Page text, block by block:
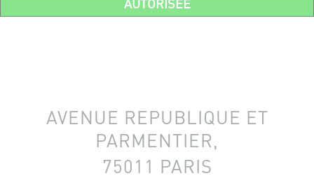
AUTORISÉE
AVENUE REPUBLIQUE ET
PARMENTIER,
75011 PARIS